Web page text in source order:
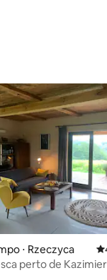
⋅ Rzeczyca
perto de